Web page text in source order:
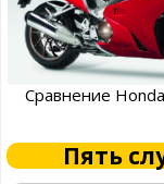
Сравнение
Пять